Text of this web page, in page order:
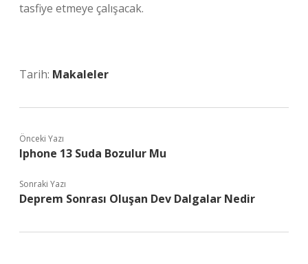
tasfiye etmeye çalışacak.
Tarih: Makaleler
Önceki Yazı
Iphone 13 Suda Bozulur Mu
Sonraki Yazı
Deprem Sonrası Oluşan Dev Dalgalar Nedir